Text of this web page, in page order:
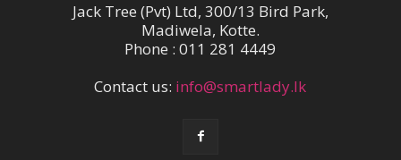
Jack Tree (Pvt) Ltd, 300/13 Bird Park,
Madiwela, Kotte.
Phone : 011 281 4449
Contact us: info@smartlady.lk